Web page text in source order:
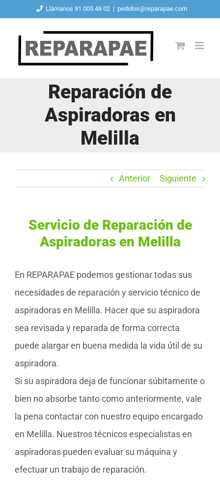
contenido
Llámanos 91 005 48 02 | pedidos@reparapae.com
Reparación de
Aspiradoras en
Melilla
Anterior Siguiente
Servicio de Reparación de
Aspiradoras en Melilla
En REPARAPAE podemos gestionar todas sus
necesidades de reparación y servicio técnico de
aspiradoras en Melilla. Hacer que su aspiradora
sea revisada y reparada de forma correcta
puede alargar en buena medida la vida útil de su
aspiradora.
Si su aspiradora deja de funcionar súbitamente o
bien no absorbe tanto como anteriormente, vale
la pena contactar con nuestro equipo encargado
en Melilla. Nuestros técnicos especialistas en
aspiradoras pueden evaluar su máquina y
efectuar un trabajo de reparación.